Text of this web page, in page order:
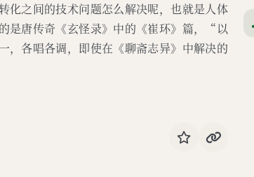
化之间的技术问题怎么解决呢，也就是人体
是唐传奇《玄怪录》中的《崔环》篇，“以
各唱各调，即使在《聊斋志异》中解决的